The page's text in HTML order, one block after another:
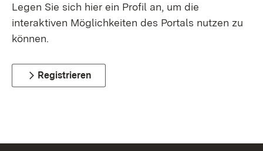
Legen Sie sich hier ein Profil an, um die
interaktiven Möglichkeiten des Portals nutzen zu
können.
Registrieren